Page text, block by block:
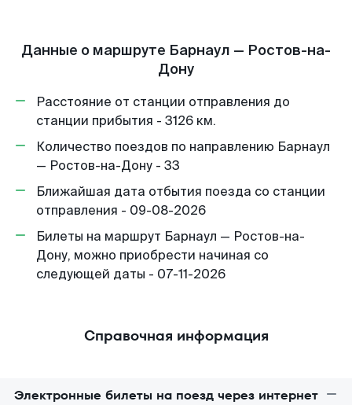
Данные о маршруте Барнаул — Ростов-на-
Дону
Расстояние от станции отправления до
станции прибытия - 3126 км.
Количество поездов по направлению Барнаул
— Ростов-на-Дону - 33
Ближайшая дата отбытия поезда со станции
отправления - 09-08-2026
Билеты на маршрут Барнаул — Ростов-на-
Дону, можно приобрести начиная со
следующей даты - 07-11-2026
Справочная информация
Электронные билеты на поезд через интернет